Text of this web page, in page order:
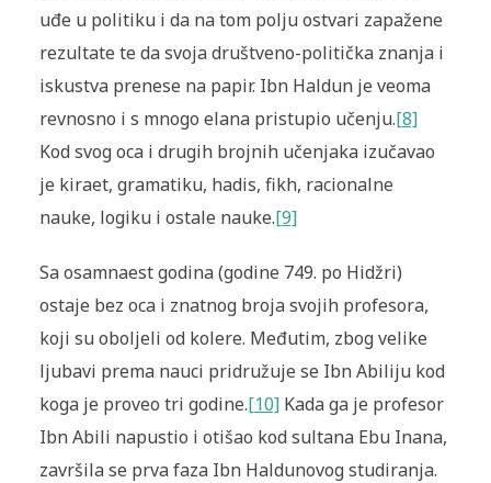
uđe u politiku i da na tom polju ostvari zapažene
rezultate te da svoja društveno-politička znanja i
iskustva prenese na papir. Ibn Haldun je veoma
revnosno i s mnogo elana pristupio učenju.[8]
Kod svog oca i drugih brojnih učenjaka izučavao
je kiraet, gramatiku, hadis, fikh, racionalne
nauke, logiku i ostale nauke.[9]
Sa osamnaest godina (godine 749. po Hidžri)
ostaje bez oca i znatnog broja svojih profesora,
koji su oboljeli od kolere. Međutim, zbog velike
ljubavi prema nauci pridružuje se Ibn Abiliju kod
koga je proveo tri godine.[10]Kada ga je profesor
Ibn Abili napustio i otišao kod sultana Ebu Inana,
završila se prva faza Ibn Haldunovog studiranja.